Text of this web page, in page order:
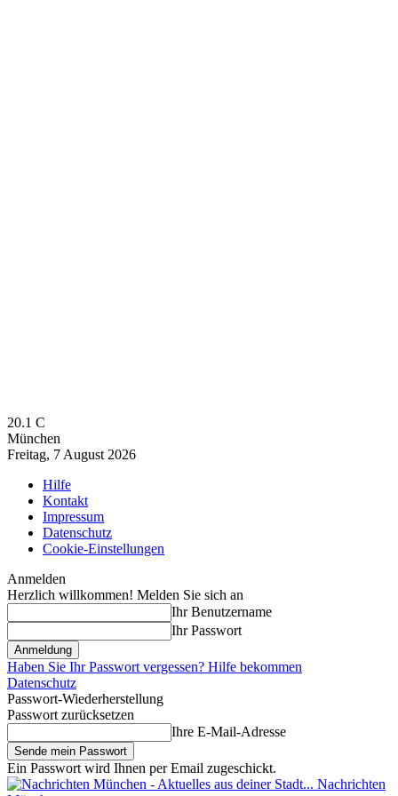
20.1 C
München
Freitag, 7 August 2026
Hilfe
Kontakt
Impressum
Datenschutz
Cookie-Einstellungen
Anmelden
Herzlich willkommen! Melden Sie sich an
Ihr Benutzername
Ihr Passwort
Haben Sie Ihr Passwort vergessen? Hilfe bekommen
Datenschutz
Passwort-Wiederherstellung
Passwort zurücksetzen
Ihre E-Mail-Adresse
Ein Passwort wird Ihnen per Email zugeschickt.
Nachrichten